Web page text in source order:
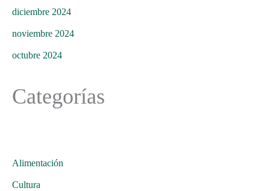
diciembre 2024
noviembre 2024
octubre 2024
Categorías
Alimentación
Cultura